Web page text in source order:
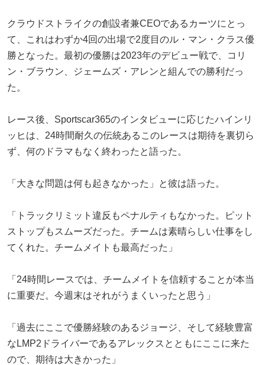
クラウドストライクの創設者兼CEOであるカーツにとっ
て、これはわずか4回の出場で2度目のル・マン・クラス優
勝となった。最初の優勝は2023年のデビュー戦で、コリ
ン・ブラウン、ジェームズ・アレンと組んでの勝利だっ
た。
レース後、Sportscar365のインタビューに応じたハインリ
ッヒは、24時間耐久の伝統あるこのレースは期待を裏切ら
ず、何のドラマもなく終わったと語った。
「大きな問題は何も起きなかった」と彼は語った。
「トラックリミット違反もペナルティもなかった。ピット
ストップもスムーズだった。チームは素晴らしい仕事をし
てくれた。チームメイトも最高だった」
「24時間レースでは、チームメイトを信頼することが本当
に重要だ。今週末はそれがうまくいったと思う」
「過去にここで優勝経験のあるジョージ、そして経験豊富
なLMP2ドライバーであるアレックスとともにここに来た
ので、期待は大きかった」